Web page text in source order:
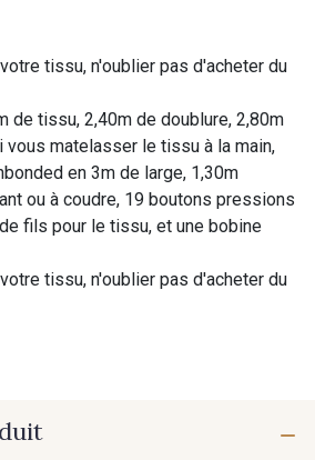
tissu, n'oublier pas d'acheter du
de tissu, 2,40m de doublure, 2,80m
matelasser le tissu à la main,
en 3m de large, 1,30m
ou à coudre, 19 boutons pressions
fils pour le tissu, et une bobine
tissu, n'oublier pas d'acheter du